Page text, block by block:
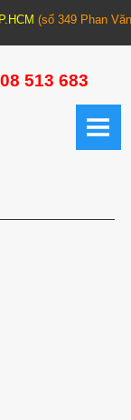
(số 349 Phan
513 683
- Weighing Machine)